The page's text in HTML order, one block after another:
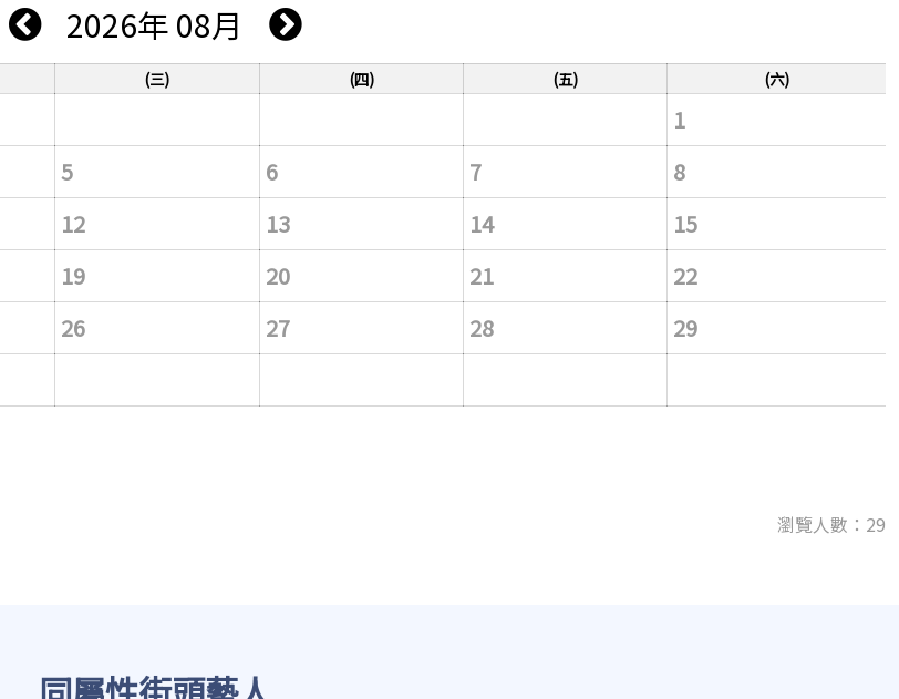
2026年 08月
(三) (四) (五) (六)
1
5 6 7
8
12 13 14
15
19 20 21
22
26 27 28
29
瀏覽人數：29